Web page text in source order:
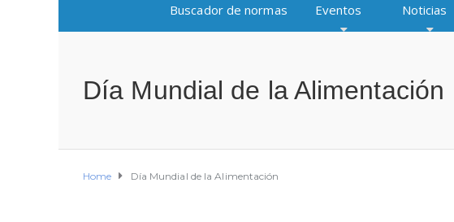
Buscador de normas Eventos Noticias
Día Mundial de la Alimentación
Home Día Mundial de la Alimentación